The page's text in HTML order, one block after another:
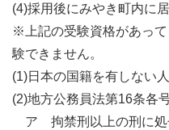
(4)採用後にみやき町内に
※上記の受験資格があっ
験できません。
(1)日本の国籍を有しない人
(2)地方公務員法第16条各
ア 拘禁刑以上の刑に処